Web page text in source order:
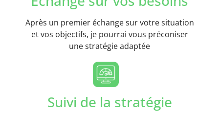
Après un premier échange sur votre situation
et vos objectifs, je pourrai vous préconiser
une stratégie adaptée
Suivi de la stratégie